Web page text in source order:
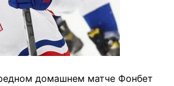
домашнем матче Фонбет